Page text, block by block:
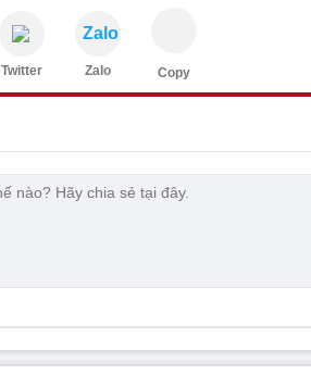
Twitter
Zalo
Zalo Copy